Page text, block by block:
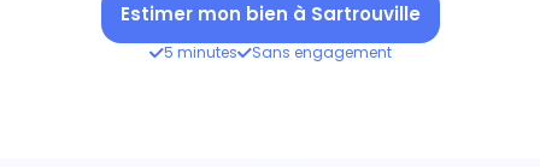
Estimer mon bien à Sartrouville
5 minutes Sans engagement